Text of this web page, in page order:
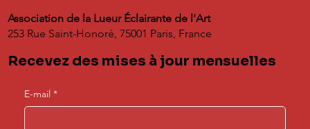
Association de la Lueur Éclairante de l'Art
253 Rue Saint-Honoré, 75001 Paris, France
Recevez des mises à jour mensuelles
E-mail *